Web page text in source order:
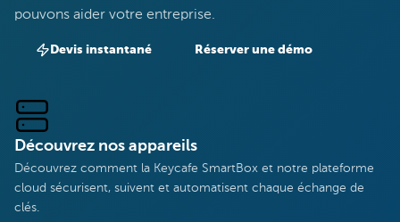
pouvons aider votre entreprise.
Devis instantané Réserver une démo
Découvrez nos appareils
Découvrez comment la Keycafe SmartBox et notre plateforme
cloud sécurisent, suivent et automatisent chaque échange de
clés.